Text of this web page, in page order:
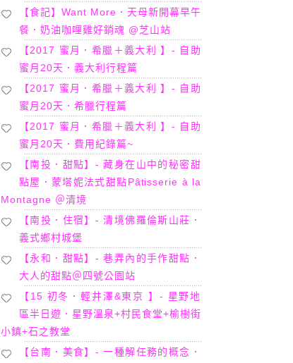
【食記】Want More．天母新開幕早午
餐．奶油咖哩雞好銷魂 @芝山站
【2017 蜜月．希臘＋義大利 】- 自助
蜜月20天．義大利行程篇
【2017 蜜月．希臘＋義大利 】- 自助
蜜月20天．希臘行程篇
【2017 蜜月．希臘＋義大利 】- 自助
蜜月20天．費用紀錄篇~
【南投．甜點】- 藏身在山中的秘密甜
點屋．蒙塔妮法式甜點Pâtisserie à la
Montagne ＠清境
【南投．住宿】- 清境佛羅倫斯山莊．
義式鄉村城堡
【永和．甜點】- 巷弄內的手作甜點．
大人的甜點＠四號公園站
【15 初冬．輕井澤&東京 】- 星野地
區半日遊．星野溫泉+村民食堂+榆樹街
小鎮+石之教堂
【台南．美食】- 一種解任務的概念．